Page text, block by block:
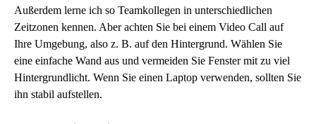
Außerdem lerne ich so Teamkollegen in unterschiedlichen
Zeitzonen kennen. Aber achten Sie bei einem Video Call auf
Ihre Umgebung, also z. B. auf den Hintergrund. Wählen Sie
eine einfache Wand aus und vermeiden Sie Fenster mit zu viel
Hintergrundlicht. Wenn Sie einen Laptop verwenden, sollten Sie
ihn stabil aufstellen.